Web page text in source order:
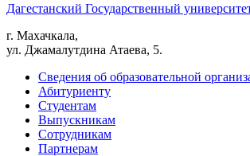
Дагестанский Государственный
г. Махачкала,
ул. Джамалутдина Атаева, 5.
Сведения об образовательной
Абитуриенту
Студентам
Выпускникам
Сотрудникам
Партнерам